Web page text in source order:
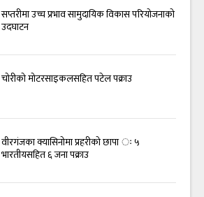
सप्तरीमा उच्च प्रभाव सामुदायिक विकास परियोजनाको
उदघाटन
चोरीको मोटरसाइकलसहित पटेल पक्राउ
वीरगंजका क्यासिनोमा प्रहरीको छापा ः ५
भारतीयसहित ६ जना पक्राउ